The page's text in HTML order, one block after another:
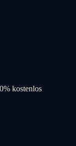
kostenlos